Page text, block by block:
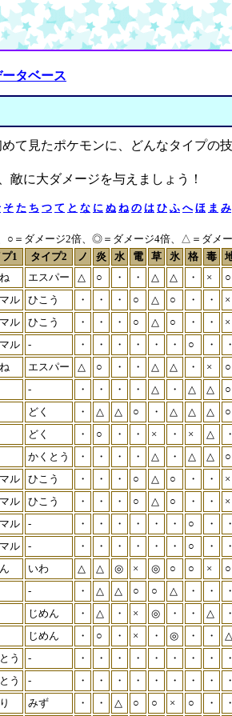
タベース
て見たポケモンに、どんなタイプの
に大ダメージを与えましょう！
そ た ち つ て と な に ぬ ね の は ひ ふ へ ほ ま み
○＝ダメージ2倍、◎＝ダメージ4倍、△＝ダメー
1 タイプ2 ノ 炎 水 電 草 氷 格 毒
エスパー △ ○ ・ ・ △ △ ・ × ○
ル ひこう ・ ・ ・ ○ △ ○ ・ ・ ×
ル ひこう ・ ・ ・ ○ △ ○ ・ ・ ×
ル - ・ ・ ・ ・ ・ ・ ○ ・ ・
エスパー △ ○ ・ ・ △ △ ・ × ○
- ・ ・ ・ ・ △ ・ △ △ ○
どく ・ △ △ ○ ・ △ △ △ ○
どく ・ ○ ・ ・ × ・ × △ ・
かくとう ・ ・ ・ ・ △ ・ △ △ ○
ル ひこう ・ ・ ・ ○ △ ○ ・ ・ ×
ル ひこう ・ ・ ・ ○ △ ○ ・ ・ ×
ル - ・ ・ ・ ・ ・ ・ ○ ・ ・
ル - ・ ・ ・ ・ ・ ・ ○ ・ ・
いわ △ △ ◎ × ◎ ○ ○ × ○
- ・ △ △ ○ ○ △ ・ ・ ・
じめん ・ △ ・ × ◎ ・ ・ △ ・
じめん ・ ○ ・ × ・ ◎ ・ ・ △
う - ・ ・ ・ ・ ・ ・ ・ ・ ・
う - ・ ・ ・ ・ ・ ・ ・ ・ ・
みず ・ ・ △ ○ ○ × ○ ・ ・